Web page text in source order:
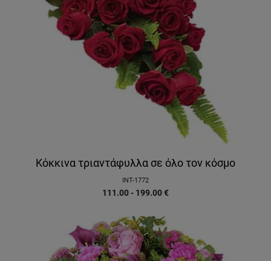
Κόκκινα τριαντάφυλλα σε όλο τον κόσμο
INT-1772
111.00 - 199.00€